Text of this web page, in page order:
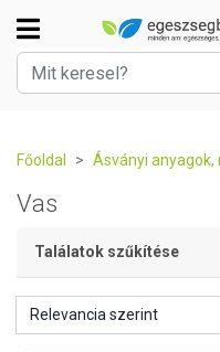
Főoldal Ásványi
Vas
Találatok szűkítése
Relevancia szerint